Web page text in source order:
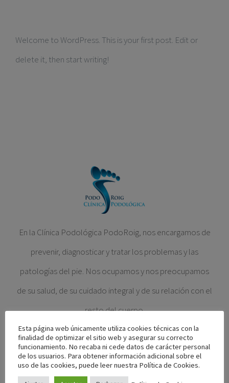
Welcome to WordPress. This is your first post. Edit or
delete it, then start writing!
En la Clínica Podológica PodoRoig, nos encargamos de
prevenir, diagnosticar y tratar los problemas y las
patologías del pie. Nos ocupamos y nos preocupamos
de su salud, de su cuidado integral y de su relación con el
resto del cuerpo.
SOBRE NOSOTROS
Esta página web únicamente utiliza cookies técnicas con la
finalidad de optimizar el sitio web y asegurar su correcto
funcionamiento. No recaba ni cede datos de carácter personal
de los usuarios. Para obtener información adicional sobre el
uso de las cookies, puede leer nuestra Política de Cookies.